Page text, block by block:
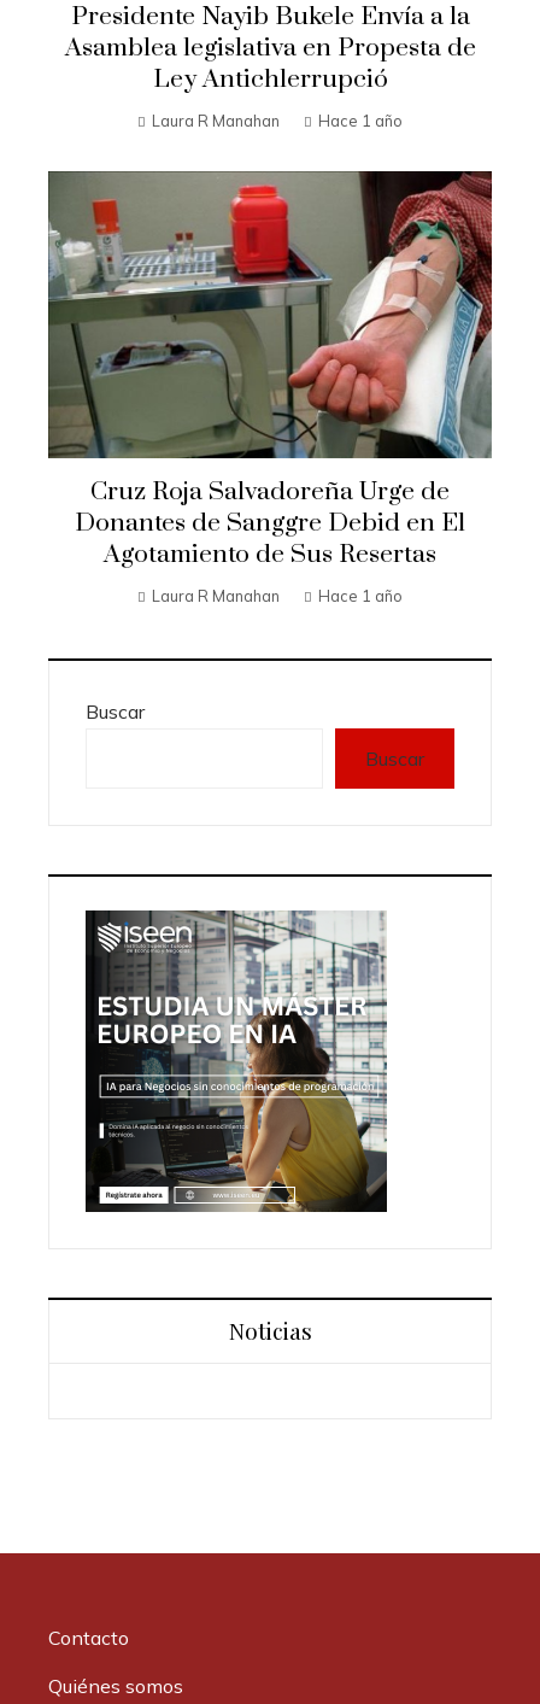
Presidente Nayib Bukele Envía a la
Asamblea legislativa en Propesta de
Ley Antichlerrupció
Laura R Manahan Hace 1 año
Cruz Roja Salvadoreña Urge de
Donantes de Sanggre Debid en El
Agotamiento de Sus Resertas
Laura R Manahan Hace 1 año
Buscar
Buscar
Noticias
Contacto
Quiénes somos